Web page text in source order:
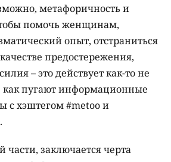
метафоричность и
помочь женщинам,
опыт, отстраниться
предостережения,
– это действует как-то не
как пугают информационные
с хэштегом #metoo и
части, заключается черта